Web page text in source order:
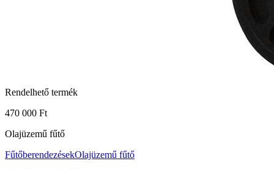
Rendelhető termék
470 000 Ft
Olajüzemű fűtő
FűtőberendezésekOlajüzemű fűtő